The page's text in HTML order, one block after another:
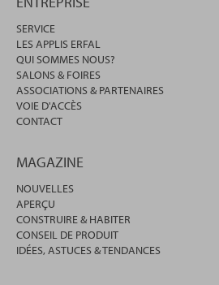
SERVICE
LES APPLIS ERFAL
QUI SOMMES NOUS?
SALONS & FOIRES
ASSOCIATIONS & PARTENAIRES
VOIE D'ACCÈS
CONTACT
MAGAZINE
NOUVELLES
APERÇU
CONSTRUIRE & HABITER
CONSEIL DE PRODUIT
IDÉES, ASTUCES & TENDANCES